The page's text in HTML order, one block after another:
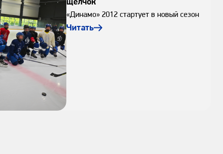
щелчок
«Динамо» 2012 стартует в новый сезон
Читать